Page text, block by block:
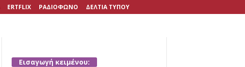
ERTFLIX ΡΑΔΙΟΦΩΝΟ ΔΕΛΤΙΑ ΤΥΠΟΥ
Εισαγωγή κειμένου: